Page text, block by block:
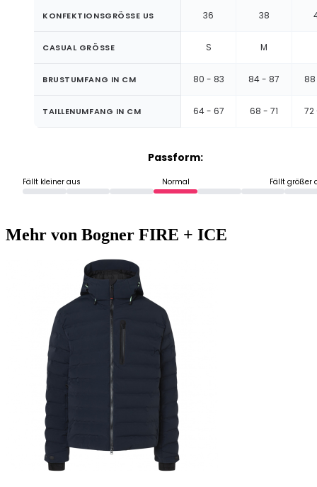
KONFEKTIONSGRÖSSE US 36 38
CASUAL GRÖSSE S M
BRUSTUMFANG IN CM 80 - 83 84 - 87
TAILLENUMFANG IN CM 64 - 67 68 - 71 72
Passform:
Fällt kleiner aus Normal Fällt größer
Mehr von Bogner FIRE + ICE